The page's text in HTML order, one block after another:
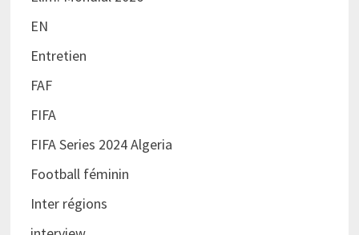
EN
Entretien
FAF
FIFA
FIFA Series 2024 Algeria
Football féminin
Inter régions